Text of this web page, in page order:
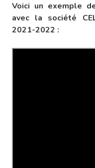
Voici un exemple
avec la société
2021-2022 :